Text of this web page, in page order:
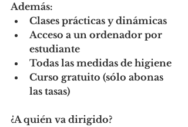
Además:
Clases prácticas y dinámicas
Acceso a un ordenador por
estudiante
Todas las medidas de higiene
Curso gratuito (sólo abonas
las tasas)
¿A quién va dirigido?